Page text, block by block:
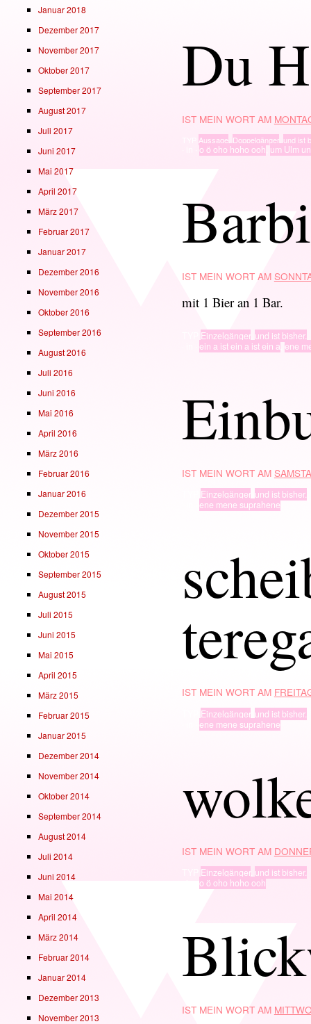
Du
IST MEIN WORT AM
Aussage, Doppelgänger, und ist
o ö oho hoho ooh um Ulm
IST MEIN WORT AM
mit 1 Bier an 1 Bar.
Einzelgänger, und ist bisher.
ein a ist ein a ist ein a,ene
IST MEIN WORT AM
Einzelgänger, und ist bisher.
ene mene suprahene
IST MEIN WORT AM
Einzelgänger, und ist bisher.
ene mene suprahene
IST MEIN WORT AM
Einzelgänger, und ist bisher.
o ö oho hoho ooh
IST MEIN WORT AM
Januar 2018
Dezember 2017
November 2017
Oktober 2017
September 2017
August 2017
Juli 2017
Juni 2017
Mai 2017
April 2017
März 2017
Februar 2017
Januar 2017
Dezember 2016
November 2016
Oktober 2016
September 2016
August 2016
Juli 2016
Juni 2016
Mai 2016
April 2016
März 2016
Februar 2016
Januar 2016
Dezember 2015
November 2015
Oktober 2015
September 2015
August 2015
Juli 2015
Juni 2015
Mai 2015
April 2015
März 2015
Februar 2015
Januar 2015
Dezember 2014
November 2014
Oktober 2014
September 2014
August 2014
Juli 2014
Juni 2014
Mai 2014
April 2014
März 2014
Februar 2014
Januar 2014
Dezember 2013
November 2013